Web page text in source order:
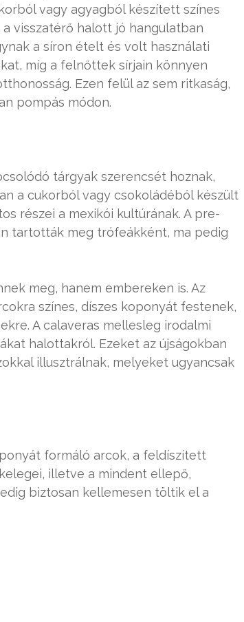
vagy agyagból készített színes
visszatérő halott jó hangulatban
a síron ételt és volt használati
míg a felnőttek sírjain könnyen
Ezen felül az sem ritkaság,
pompás módon.
tárgyak szerencsét hoznak,
a cukorból vagy csokoládéból készült
részei a mexikói kultúrának. A pre-
tartották meg trófeákként, ma pedig
meg, hanem embereken is. Az
színes, díszes koponyát festenek,
A calaveras mellesleg irodalmi
halottakról. Ezeket az újságokban
illusztrálnak, melyeket ugyancsak
formáló arcok, a feldíszített
illetve a mindent ellepő,
biztosan kellemesen töltik el a